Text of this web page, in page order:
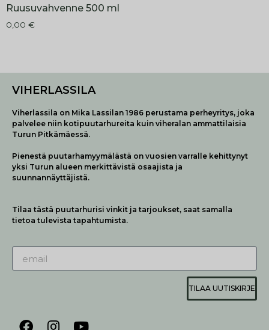
Ruusuvahvenne 500 ml
0,00 €
VIHERLASSILA
Viherlassila on Mika Lassilan 1986 perustama perheyritys, joka
palvelee niin kotipuutarhureita kuin viheralan ammattilaisia
Turun Pitkämäessä.
Pienestä puutarhamyymälästä on vuosien varralle kehittynyt
yksi Turun alueen merkittävistä osaajista ja
suunnannäyttäjistä.
Tilaa tästä puutarhurisi vinkit ja tarjoukset, saat samalla
tietoa tulevista tapahtumista.
TILAA UUTISKIRJE